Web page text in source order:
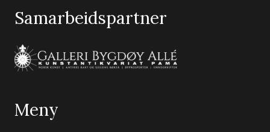
Samarbeidspartner
Meny